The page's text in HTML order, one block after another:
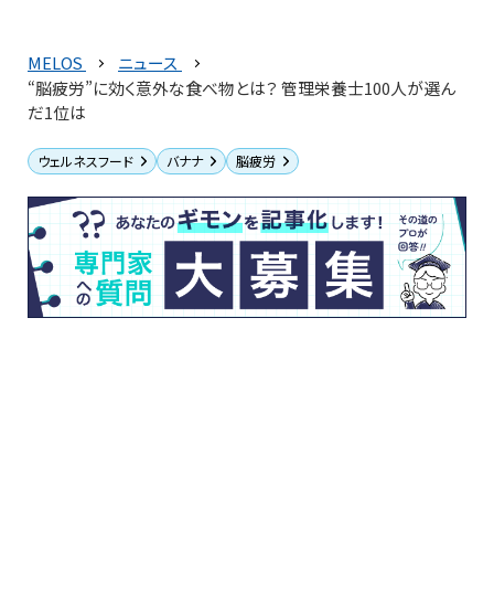
MELOS
ニュース
“脳疲労”に効く意外な食べ物とは？ 管理栄養士100人が選ん
だ1位は
ウェルネスフード バナナ 脳疲労